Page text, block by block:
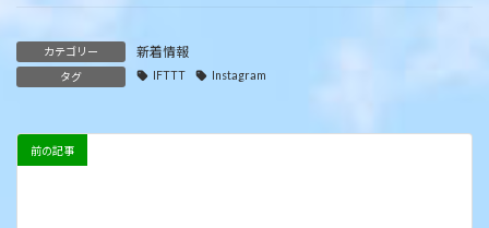
カテゴリー 新着情報
タグ IFTTT Instagram
前の記事